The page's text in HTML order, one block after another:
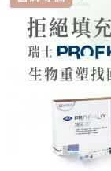
https://follow-
heart.com/
heart.com/